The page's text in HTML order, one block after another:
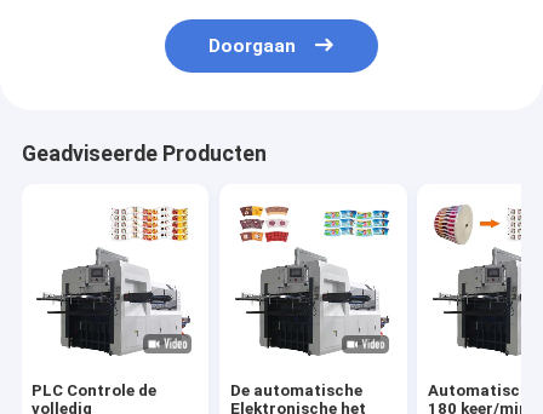
Doorgaan
Geadviseerde Producten
PLC Controle de
volledig
De automatische
Elektronische het
Automatische
180 keer/min